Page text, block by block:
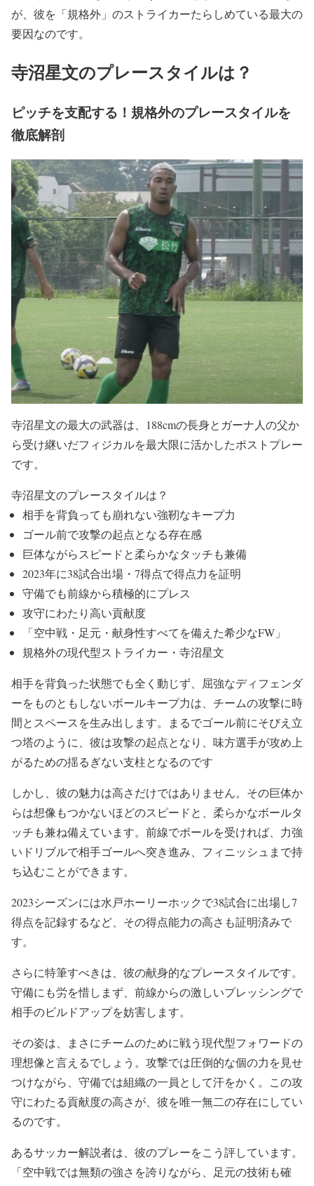
が、彼を「規格外」のストライカーたらしめている最大の
要因なのです。
寺沼星文のプレースタイルは？
ピッチを支配する！規格外のプレースタイルを
徹底解剖
寺沼星文の最大の武器は、188cmの長身とガーナ人の父か
ら受け継いだフィジカルを最大限に活かしたポストプレー
です。
寺沼星文のプレースタイルは？
相手を背負っても崩れない強靭なキープ力
ゴール前で攻撃の起点となる存在感
巨体ながらスピードと柔らかなタッチも兼備
2023年に38試合出場・7得点で得点力を証明
守備でも前線から積極的にプレス
攻守にわたり高い貢献度
「空中戦・足元・献身性すべてを備えた希少なFW」
規格外の現代型ストライカー・寺沼星文
相手を背負った状態でも全く動じず、屈強なディフェンダ
ーをものともしないボールキープ力は、チームの攻撃に時
間とスペースを生み出します。まるでゴール前にそびえ立
つ塔のように、彼は攻撃の起点となり、味方選手が攻め上
がるための揺るぎない支柱となるのです
しかし、彼の魅力は高さだけではありません。その巨体か
らは想像もつかないほどのスピードと、柔らかなボールタ
ッチも兼ね備えています。前線でボールを受ければ、力強
いドリブルで相手ゴールへ突き進み、フィニッシュまで持
ち込むことができます。
2023シーズンには水戸ホーリーホックで38試合に出場し7
得点を記録するなど、その得点能力の高さも証明済みで
す。
さらに特筆すべきは、彼の献身的なプレースタイルです。
守備にも労を惜しまず、前線からの激しいプレッシングで
相手のビルドアップを妨害します。
その姿は、まさにチームのために戦う現代型フォワードの
理想像と言えるでしょう。攻撃では圧倒的な個の力を見せ
つけながら、守備では組織の一員として汗をかく。この攻
守にわたる貢献度の高さが、彼を唯一無二の存在にしてい
るのです。
あるサッカー解説者は、彼のプレーをこう評しています。
「空中戦では無類の強さを誇りながら、足元の技術も確